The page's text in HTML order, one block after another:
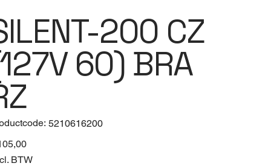
200 CZ
60) BRA
Productcode
5210616200
5210616200
BTW